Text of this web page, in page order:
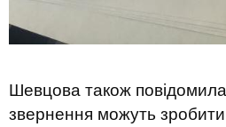
Шевцова також
звернення можуть зробити